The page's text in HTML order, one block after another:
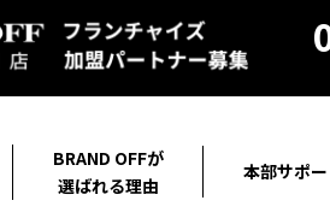
BRAND OFFが
選ばれる理由
本部サポ